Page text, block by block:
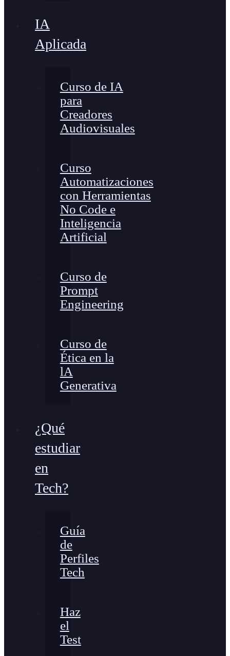
IA
Aplicada
Curso de IA
para
Creadores
Audiovisuales
Curso
Automatizaciones
con Herramientas
No Code e
Inteligencia
Artificial
Curso de
Prompt
Engineering
Curso de
Ética en la
lA
Generativa
¿Qué
estudiar
en
Tech?
Guía
de
Perfiles
Tech
Haz
el
Test